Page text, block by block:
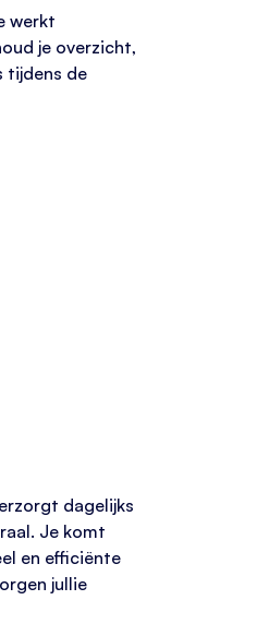
werkt
je overzicht,
tijdens de
dagelijks
Je komt
en efficiënte
jullie